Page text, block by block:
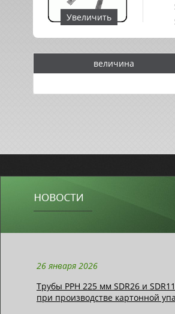
Увеличить
величина
26 января 2026
Трубы РРН 225 мм SDR26 и
при производстве картонной